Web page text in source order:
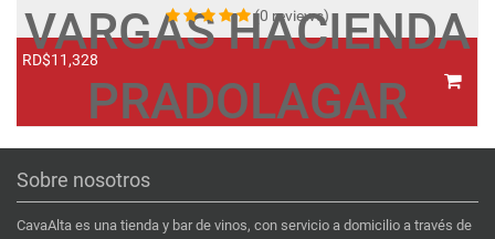
VARGAS HACIENDA
PRADOLAGAR
(0 reviews)
RD$11,328
Sobre nosotros
CavaAlta es una tienda y bar de vinos, con servicio a domicilio a través de